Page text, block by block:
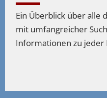
Ein Überblick über alle
mit umfangreicher
Informationen zu jeder